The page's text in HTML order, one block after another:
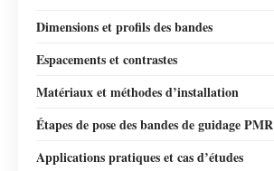
Dimensions et profils des bandes
Espacements et contrastes
Matériaux et méthodes d’installation
Étapes de pose des bandes de guidage PMR
Applications pratiques et cas d’études